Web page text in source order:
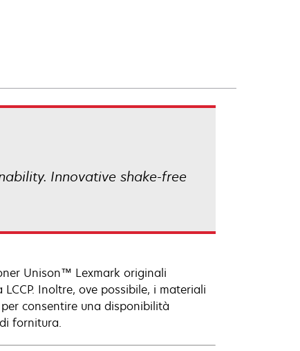
Innovative shake-free
Unison™ Lexmark originali
Inoltre, ove possibile, i materiali
consentire una disponibilità
fornitura.